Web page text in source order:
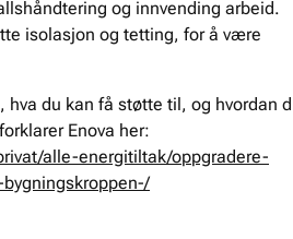
og innvending arbeid.
isolasjon og tetting, for å være
hva du kan få støtte til, og hvordan
Enova her:
alle-energitiltak/oppgradere-